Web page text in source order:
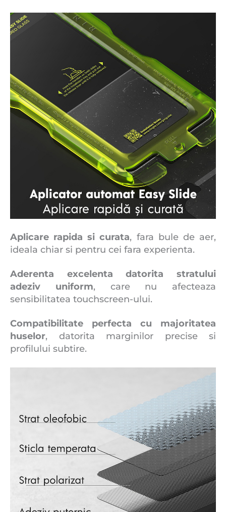
Aplicare rapida si curata, fara bule de aer,
ideala chiar si pentru cei fara experienta.
Aderenta excelenta datorita stratului
adeziv uniform, care nu afecteaza
sensibilitatea touchscreen-ului.
Compatibilitate perfecta cu majoritatea
huselor, datorita marginilor precise si
profilului subtire.